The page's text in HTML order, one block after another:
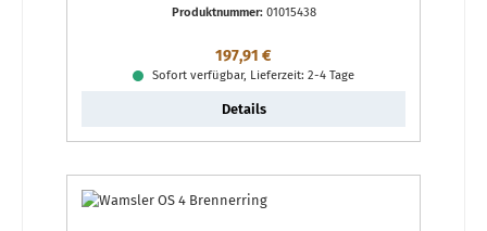
Produktnummer: 01015438
Regulärer Preis:
197,91 €
Sofort verfügbar, Lieferzeit: 2-4 Tage
Details